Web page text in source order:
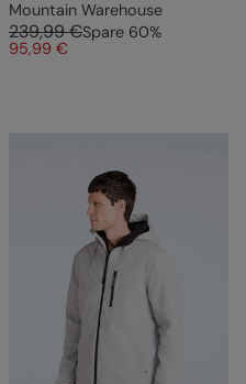
Mountain Warehouse
239,99 €Spare 60%
95,99 €